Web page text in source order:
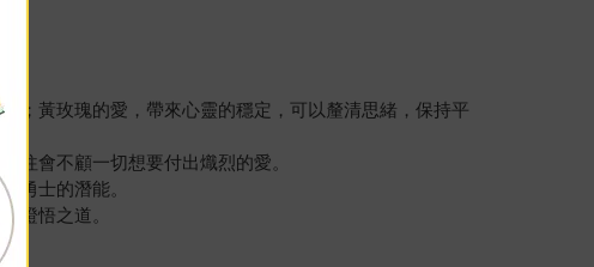
；黃玫瑰的愛，帶來心靈的穩定，可以釐清思緒，保持平
往會不顧一切想要付出熾烈的愛。
勇士的潛能。
證悟之道。